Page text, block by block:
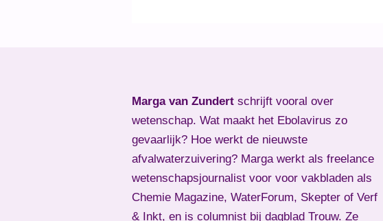
Marga van Zundert schrijft vooral over
wetenschap. Wat maakt het Ebolavirus zo
gevaarlijk? Hoe werkt de nieuwste
afvalwaterzuivering? Marga werkt als freelance
wetenschapsjournalist voor voor vakbladen als
Chemie Magazine, WaterForum, Skepter of Verf
& Inkt, en is columnist bij dagblad Trouw. Ze